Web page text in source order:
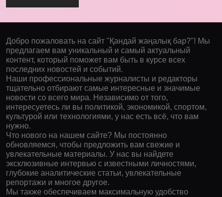
Добро пожаловать на сайт "Қандай жаңалық бар?"! Мы
предлагаем вам уникальный и самый актуальный
контент, который поможет вам быть в курсе всех
последних новостей и событий.
Наши профессиональные журналисты и редакторы
тщательно отбирают самые интересные и значимые
новости со всего мира. Независимо от того,
интересуетесь ли вы политикой, экономикой, спортом,
культурой или технологиями, у нас есть всё, что вам
нужно.
Что нового на нашем сайте? Мы постоянно
обновляемся, чтобы предложить вам свежие и
увлекательные материалы. У нас вы найдете
эксклюзивные интервью с известными личностями,
глубокие аналитические статьи, увлекательные
репортажи и многое другое.
Мы также обеспечиваем максимальную удобство